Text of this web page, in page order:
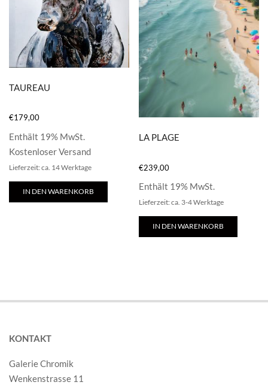
TAUREAU
€179,00
Enthält 19% MwSt.
Kostenloser Versand
Lieferzeit: ca. 14 Werktage
IN DEN WARENKORB
LA PLAGE
€239,00
Enthält 19% MwSt.
Lieferzeit: ca. 3-4 Werktage
IN DEN WARENKORB
KONTAKT
Galerie Chromik
Wenkenstrasse 11